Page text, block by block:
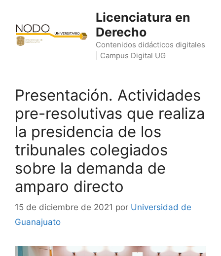
contenido
Licenciatura en
Derecho
Contenidos didácticos digitales
| Campus Digital UG
Presentación. Actividades
pre-resolutivas que realiza
la presidencia de los
tribunales colegiados
sobre la demanda de
amparo directo
15 de diciembre de 2021 por Universidad de
Guanajuato